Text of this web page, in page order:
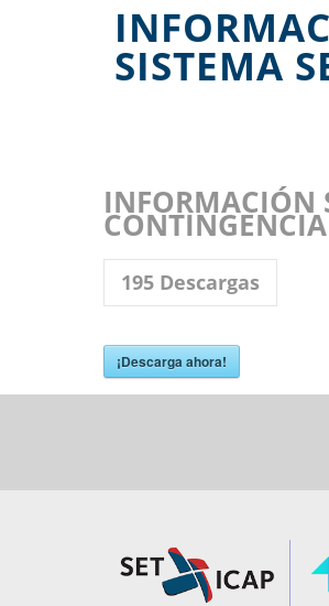
SISTEMA
INFORMACIÓN
195Descargas
¡Descarga ahora!